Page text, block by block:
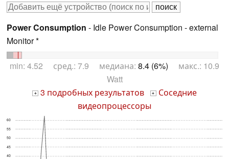
Power Consumption - Idle Power Consumption - external
Monitor *
min: 4.52 сред.: 7.9 медиана: 8.4 (6%) макс.: 10.9
Watt
+ 3 подробных результатов + Соседние
видеопроцессоры
40
45
50
55
60